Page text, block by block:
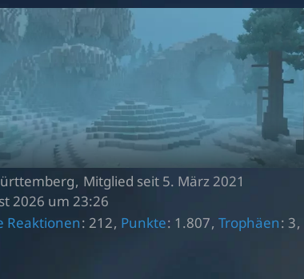
Mitglied seit 5. März 2021
2026 um 23:26
Reaktionen 212 Punkte 1.807 Trophäen 3